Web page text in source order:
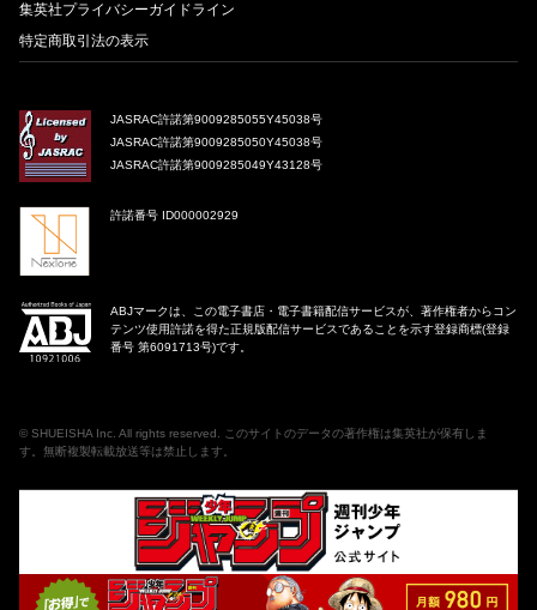
集英社プライバシーガイドライン
特定商取引法の表示
JASRAC許諾第9009285055Y45038号
JASRAC許諾第9009285050Y45038号
JASRAC許諾第9009285049Y43128号
許諾番号 ID000002929
ABJマークは、この電子書店・電子書籍配信サービスが、著作権者からコン
テンツ使用許諾を得た正規版配信サービスであることを示す登録商標(登録
番号 第6091713号)です。
© SHUEISHA Inc . All rights reserved. このサイトのデータの著作権は集英社が保有しま
す。無断複製転載放送等は禁止します。